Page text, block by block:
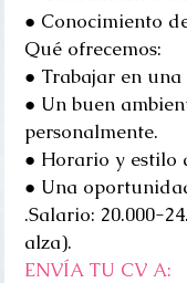
● Conocimiento
Qué ofrecemos:
● Trabajar en una
● Un buen
personalmente.
● Horario y estilo
● Una
.Salario: 20.000-
alza).
ENVÍA TU CV A: